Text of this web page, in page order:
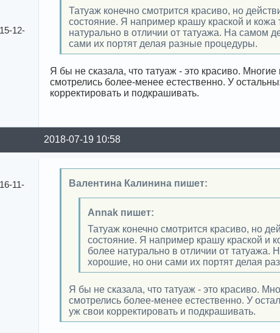
12-
Татуаж конечно смотрится красиво, но
состояние. Я например крашу краской и
натурально в отличии от татуажа. На самом
сами их портят делая разные процедуры.
Я бы не сказала, что татуаж - это красиво.
смотрелись более-менее естественно. У
корректировать и подкрашивать.
2018-07-19 10:58
11-
Валентина Калинина пишет:
Annak пишет:
Татуаж конечно смотрится красиво, но
состояние. Я например крашу краской и
более натурально в отличии от
хорошие, но они сами их портят делая
Я бы не сказала, что татуаж - это красиво.
смотрелись более-менее естественно. У
уж свои корректировать и подкрашивать.